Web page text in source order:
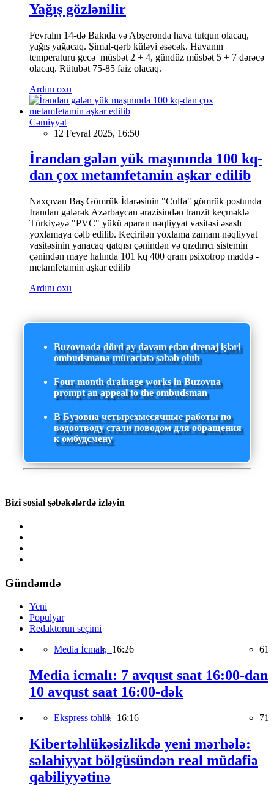
Yağış gözlənilir
Fevralın 14-də Bakıda və Abşeronda hava tutqun olacaq,
yağış yağacaq. Şimal-qərb küləyi əsəcək. Havanın
temperaturu gecə müsbət 2 + 4, gündüz müsbət 5 + 7 dərəcə
olacaq. Rütubət 75-85 faiz olacaq.
Ardını oxu
Cəmiyyət
12 Fevral 2025, 16:50
İrandan gələn yük maşınında 100 kq-
dan çox metamfetamin aşkar edilib
Naxçıvan Baş Gömrük İdarəsinin "Culfa" gömrük postunda
İrandan gələrək Azərbaycan ərazisindən tranzit keçməklə
Türkiyəyə "PVC" yükü aparan nəqliyyat vasitəsi əsaslı
yoxlamaya cəlb edilib. Keçirilən yoxlama zamanı nəqliyyat
vasitəsinin yanacaq qatqısı çənindən və qızdırıcı sistemin
çənindən maye halında 101 kq 400 qram psixotrop maddə -
metamfetamin aşkar edilib
Ardını oxu
Buzovnada dörd ay davam edən drenaj işləri
ombudsmana müraciətə səbəb olub
Four-month drainage works in Buzovna
prompt an appeal to the ombudsman
В Бузовна четырехмесячные работы по
водоотводу стали поводом для обращения
к омбудсмену
Bizi sosial şəbəkələrdə izləyin
Gündəmdə
Yeni
Populyar
Redaktorun seçimi
Media İcmalı, 16:26 61
Media icmalı: 7 avqust saat 16:00-dan
10 avqust saat 16:00-dək
Ekspress təhlil, 16:16 71
Kibertəhlükəsizlikdə yeni mərhələ:
səlahiyyət bölgüsündən real müdafiə
qabiliyyətinə